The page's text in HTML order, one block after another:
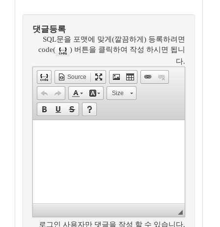
댓글등록
SQL문을 포맷에 맞게(깔끔하게) 등록하려면
code(
) 버튼을 클릭하여 작성 하시면 됩니
다.
Source
Size
로그인 사용자만 댓글을 작성 할 수 있습니다.